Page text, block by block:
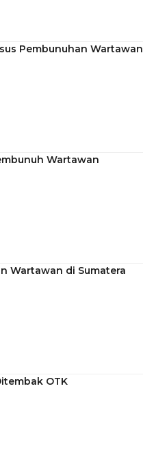
Pembunuhan Wartawan
Wartawan
Wartawan di Sumatera
OTK